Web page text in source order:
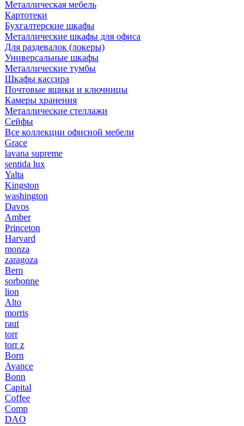
Металлическая мебель
Картотеки
Бухгалтерские шкафы
Металлические шкафы для офиса
Для раздевалок (локеры)
Универсальные шкафы
Металлические тумбы
Шкафы кассира
Почтовые ящики и ключницы
Камеры хранения
Металлические стеллажи
Сейфы
Все коллекции офисной мебели
Grace
lavana supreme
sentida lux
Yalta
Kingston
washington
Davos
Amber
Princeton
Harvard
monza
zaragoza
Bern
sorbonne
lion
Alto
morris
raut
torr
torr z
Born
Avance
Bonn
Capital
Coffee
Comp
DAO